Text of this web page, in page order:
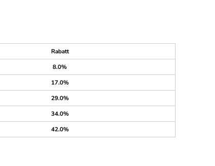
Rabatt
8.0%
17.0%
29.0%
34.0%
42.0%